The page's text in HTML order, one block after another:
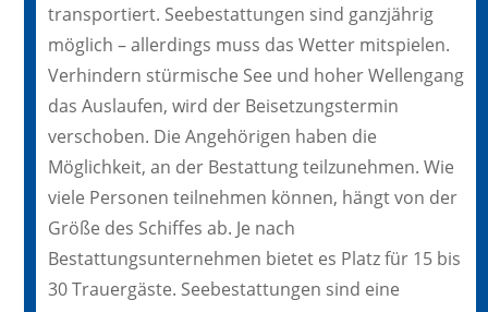
transportiert. Seebestattungen sind ganzjährig
möglich – allerdings muss das Wetter mitspielen.
Verhindern stürmische See und hoher Wellengang
das Auslaufen, wird der Beisetzungstermin
verschoben. Die Angehörigen haben die
Möglichkeit, an der Bestattung teilzunehmen. Wie
viele Personen teilnehmen können, hängt von der
Größe des Schiffes ab. Je nach
Bestattungsunternehmen bietet es Platz für 15 bis
30 Trauergäste. Seebestattungen sind eine